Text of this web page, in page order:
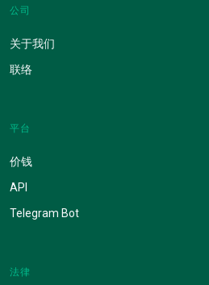
公司
关于我们
联络
平台
价钱
API
Telegram Bot
法律